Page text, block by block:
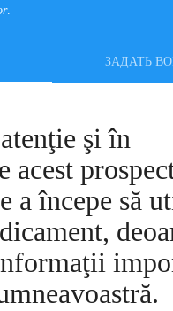
.
ЗАДАТЬ
şi în
acest
a începe să
ă.